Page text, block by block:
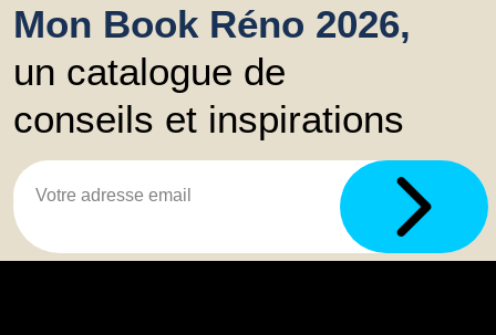
Mon Book Réno 2026,
un catalogue de
conseils et inspirations